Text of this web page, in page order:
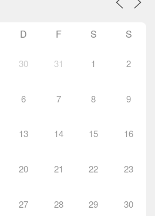
D F S S
30 31 1 2
6 7 8 9
13 14 15 16
20 21 22 23
27 28 29 30